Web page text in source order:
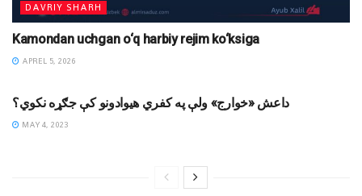
DAVRIY SHARH
Kamondan uchgan o‘q harbiy rejim ko‘ksiga
APREL 5, 2026
داعش «خوارج» ولې په کفري هيوادونو کې جګړه نکوي؟
MAY 4, 2023